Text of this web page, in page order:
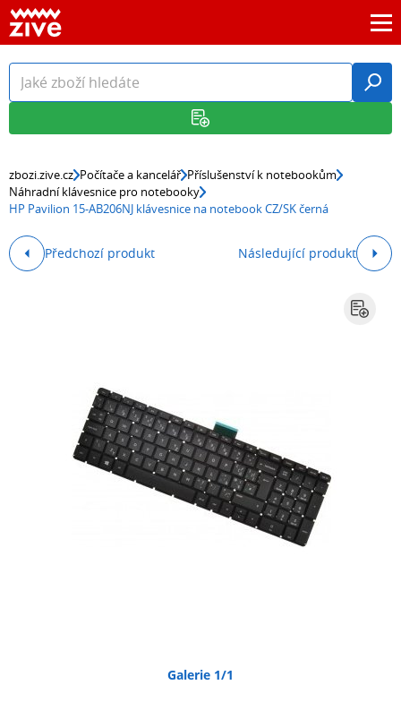
zbozi.zive.cz Počítače a kancelář Příslušenství k notebookům
Náhradní klávesnice pro notebooky
HP Pavilion 15-AB206NJ klávesnice na notebook CZ/SK černá
Předchozí produkt Následující produkt
Galerie 1/1